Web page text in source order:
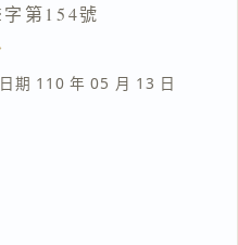
第154號
期 110 年 05 月 13 日